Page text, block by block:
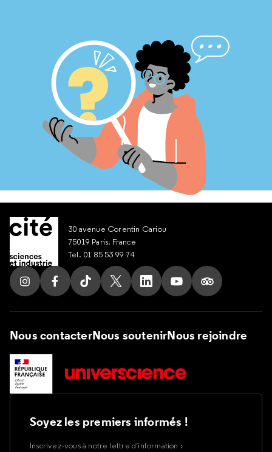
30 avenue Corentin Cariou
75019 Paris, France
Tel. 01 85 53 99 74
Suivez nous sur Instagram
Suivez nous sur Facebook
Suivez nous sur Tik Tok
Suivez nous sur X
Suivez nous sur LinkedIn
Suivez nous sur
Suivez nous
Nous contacterNous soutenirNous rejoindre
Soyez les premiers informés !
Inscrivez-vous à notre lettre d’information :